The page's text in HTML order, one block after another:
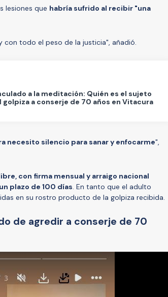
lesiones que habría sufrido al recibir "una
con todo el peso de la justicia", añadió.
a la meditación: Quién es el sujeto
a conserje de 70 años en Vitacura
necesito silencio para sanar y enfocarme",
con firma mensual y arraigo nacional
plazo de 100 días. En tanto que el adulto
en su rostro producto de la golpiza recibida.
de agredir a conserje de 70